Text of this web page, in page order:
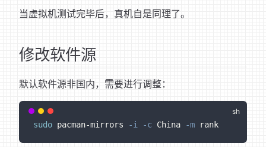
当虚拟机测试完毕后，真机自是同理了。
修改软件源
默认软件源非国内，需要进行调整：
sudo pacman-mirrors -i -c China -m rank